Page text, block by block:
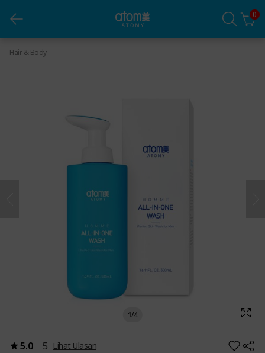
0
Hair & Body
Atomy Homme All in One Wash
1/4
5.0 5 Lihat Ulasan